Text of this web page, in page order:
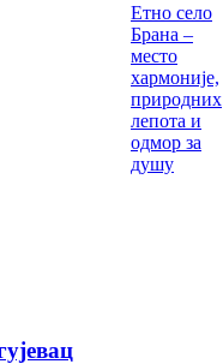
Етно село
Брана –
место
хармоније,
природних
лепота и
одмор за
душу